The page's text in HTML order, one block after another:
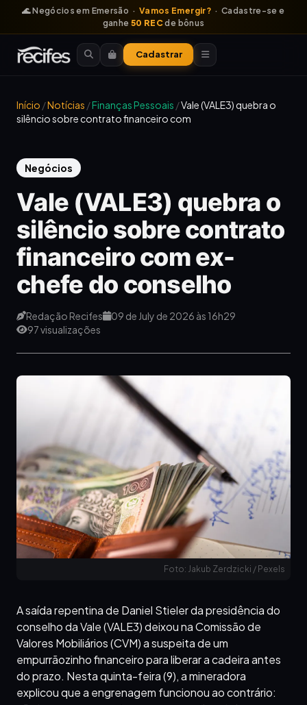
🌊 Negócios em Emersão · Vamos Emergir? · Cadastre-se e
ganhe50 RECde bônus
Cadastrar
Início /Notícias /Finanças Pessoais /Vale (VALE3) quebra o
silêncio sobre contrato financeiro com
Negócios
Vale (VALE3) quebra o
silêncio sobre contrato
financeiro com ex-
chefe do conselho
Redação Recifes
09 de July de 2026 às 16h29
97 visualizações
Foto: Jakub Zerdzicki / Pexels
A saída repentina de Daniel Stieler da presidência do
conselho da Vale (VALE3) deixou na Comissão de
Valores Mobiliários (CVM) a suspeita de um
empurrãozinho financeiro para liberar a cadeira antes
do prazo. Nesta quinta-feira (9), a mineradora
explicou que a engrenagem funcionou ao contrário: